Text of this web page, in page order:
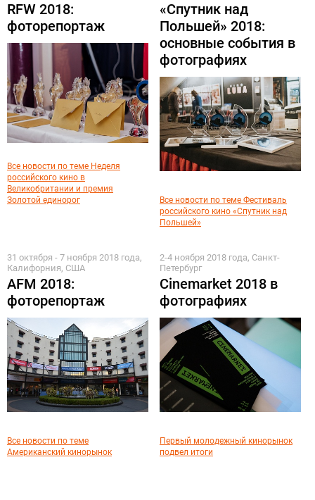
RFW 2018:
фоторепортаж
Все новости по теме Неделя
российского кино в
Великобритании и премия
Золотой единорог
«Спутник над
Польшей» 2018:
основные события в
фотографиях
Все новости по теме Фестиваль
российского кино «Спутник над
Польшей»
31 октября - 7 ноября 2018 года,
Калифорния, США
AFM 2018:
фоторепортаж
Все новости по теме
Американский кинорынок
2-4 ноября 2018 года, Санкт-
Петербург
Cinemarket 2018 в
фотографиях
Первый молодежный кинорынок
подвел итоги